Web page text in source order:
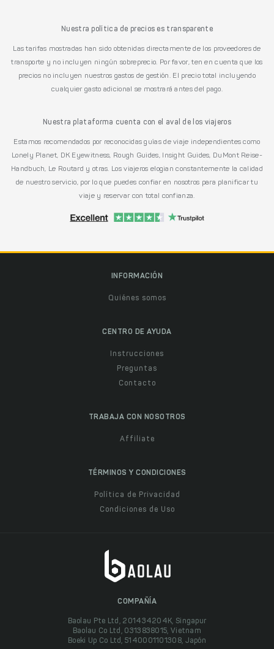
Nuestra política de precios es transparente
Las tarifas mostradas han sido obtenidas directamente de los proveedores de
transporte y no incluyen ningún sobreprecio. Por favor, ten en cuenta que los
precios no incluyen nuestros gastos de gestión. El precio total incluyendo
cualquier gasto adicional se mostrará antes del pago.
Nuestra plataforma cuenta con el aval de los viajeros
Estamos recomendados por reconocidas guías de viaje independientes como
Lonely Planet, DK Eyewitness, Rough Guides, Insight Guides, DuMont Reise-
Handbuch, Le Routard y otras. Los viajeros elogian constantemente la calidad
de nuestro servicio, por lo que puedes confiar en nosotros para planificar tu
viaje y reservar con total confianza.
INFORMACIÓN
Quiénes somos
CENTRO DE AYUDA
Instrucciones
Preguntas
Contacto
TRABAJA CON NOSOTROS
Affiliate
TÉRMINOS Y CONDICIONES
Política de Privacidad
Condiciones de Uso
COMPAÑÍA
Baolau Pte Ltd, 201434204K, Singapur
Baolau Co Ltd, 0313838015, Vietnam
Boeki Up Co Ltd, 5140001101308, Japón